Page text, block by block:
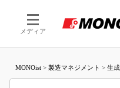
メディア
MONOist > 製造マネジメント > 生